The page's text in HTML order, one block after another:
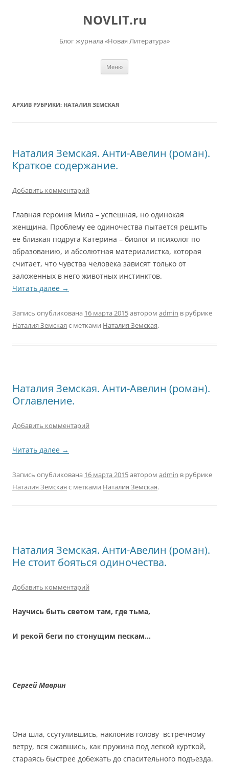
NOVLIT.ru
Блог журнала «Новая Литература»
Меню
АРХИВ РУБРИКИ: НАТАЛИЯ ЗЕМСКАЯ
Наталия Земская. Анти-Авелин (роман).
Краткое содержание.
Добавить комментарий
Главная героиня Мила – успешная, но одинокая
женщина. Проблему ее одиночества пытается решить
ее близкая подруга Катерина – биолог и психолог по
образованию, и абсолютная материалистка, которая
считает, что чувства человека зависят только от
заложенных в него животных инстинктов.
Читать далее →
Запись опубликована 16 марта 2015автором admin в рубрике
Наталия Земская с метками Наталия Земская.
Наталия Земская. Анти-Авелин (роман).
Оглавление.
Добавить комментарий
Читать далее →
Запись опубликована 16 марта 2015автором admin в рубрике
Наталия Земская с метками Наталия Земская.
Наталия Земская. Анти-Авелин (роман).
Не стоит бояться одиночества.
Добавить комментарий
Научись быть светом там, где тьма,
И рекой беги по стонущим пескам…
Сергей Маврин
Она шла, ссутулившись, наклонив голову встречному
ветру, вся сжавшись, как пружина под легкой курткой,
стараясь быстрее добежать до спасительного подъезда.